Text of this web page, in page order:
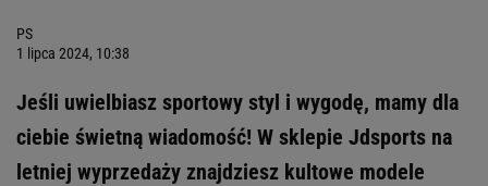
PS
1 lipca 2024, 10:38
Jeśli uwielbiasz sportowy styl i wygodę, mamy dla
ciebie świetną wiadomość! W sklepie Jdsports na
letniej wyprzedaży znajdziesz kultowe modele